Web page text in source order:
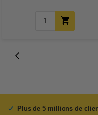
Plus de 5 millions de